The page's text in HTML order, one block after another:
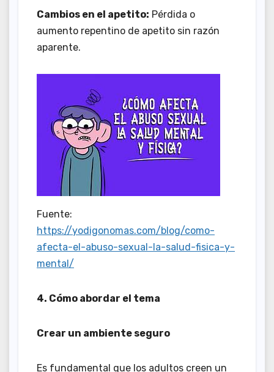
Cambios en el apetito: Pérdida o
aumento repentino de apetito sin razón
aparente.
Fuente:
https://yodigonomas.com/blog/como-
afecta-el-abuso-sexual-la-salud-fisica-y-
mental/
4. Cómo abordar el tema
Crear un ambiente seguro
Es fundamental que los adultos creen un